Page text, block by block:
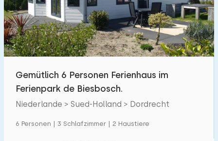
Schwimmbad 14
Eingezäunter Garten 0
Haustierfrei 4
Ladestation Auto
Gemütlich 6 Personen Ferienhaus im
Ferienpark de Biesbosch.
Niederlande > Sued-Holland > Dordrecht
6 Personen | 3 Schlafzimmer | 2 Haustiere